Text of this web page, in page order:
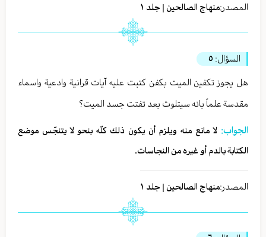
المصدر:منهاج الصالحين | جلد ١
السؤال: ٥
هل يجوز تكفين الميت بكفن كتبت عليه آيات قرانية وادعية واسماء
مقدسة علماً بانه سيتلوث بعد تفتت جسد الميت؟
الجواب: لا مانع منه ويلزم أن يكون ذلك كلّه بنحو لا يتنجّس موضع
الكتابة بالدم أو غيره من النجاسات.
المصدر:منهاج الصالحين | جلد ١